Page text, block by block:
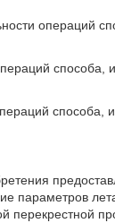
операций
параметров
перекрестной